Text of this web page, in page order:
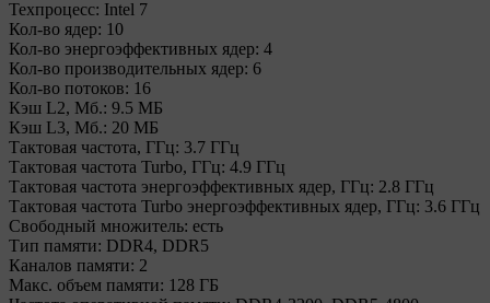
Техпроцесс: Intel 7
Кол-во ядер: 10
Кол-во энергоэффективных ядер: 4
Кол-во производительных ядер: 6
Кол-во потоков: 16
Кэш L2, Мб.: 9.5 МБ
Кэш L3, Мб.: 20 МБ
Тактовая частота, ГГц: 3.7 ГГц
Тактовая частота Turbo, ГГц: 4.9 ГГц
Тактовая частота энергоэффективных ядер, ГГц: 2.8 ГГц
Тактовая частота Turbo энергоэффективных ядер, ГГц: 3.6 ГГц
Свободный множитель: есть
Тип памяти: DDR4, DDR5
Каналов памяти: 2
Макс. объем памяти: 128 ГБ